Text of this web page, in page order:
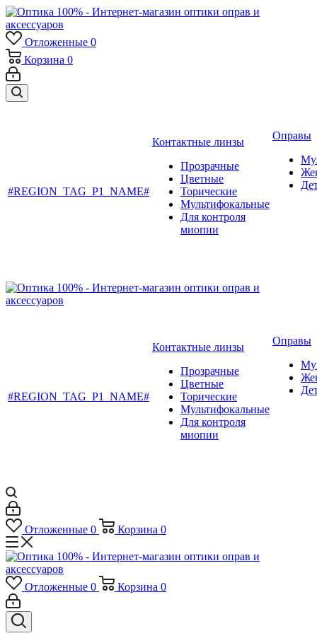
Отложенные 0
Корзина 0
#REGION_TAG_P1_NAME#
Контактные линзы
Прозрачные
Цветные
Торические
Мультифокальные
Для контроля
миопии
Оправы
#REGION_TAG_P1_NAME#
Контактные линзы
Прозрачные
Цветные
Торические
Мультифокальные
Для контроля
миопии
Оправы
Отложенные 0 Корзина 0
Отложенные 0 Корзина 0